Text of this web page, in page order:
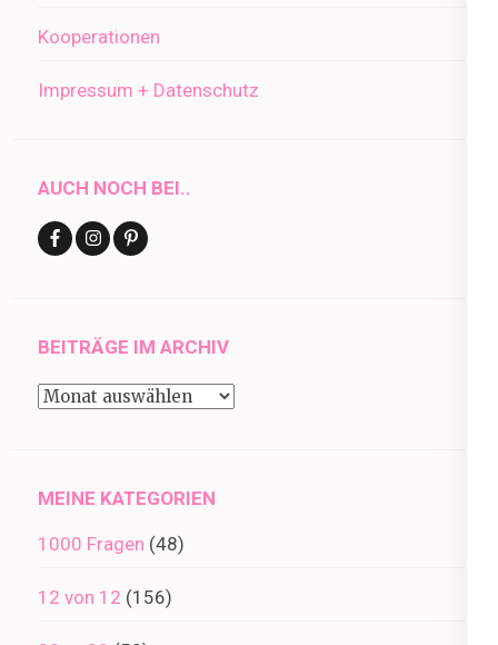
Kooperationen
Impressum + Datenschutz
AUCH NOCH BEI..
BEITRÄGE IM ARCHIV
Beiträge
MEINE KATEGORIEN
1000 Fragen (48)
12 von 12 (156)